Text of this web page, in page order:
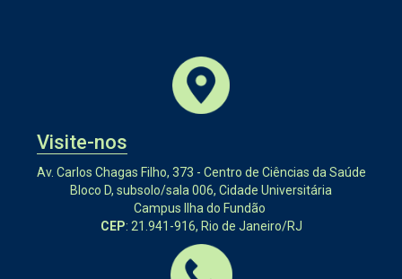
Visite-nos
Av. Carlos Chagas Filho, 373 - Centro de Ciências da Saúde
Bloco D, subsolo/sala 006, Cidade Universitária
Campus Ilha do Fundão
CEP: 21.941-916, Rio de Janeiro/RJ